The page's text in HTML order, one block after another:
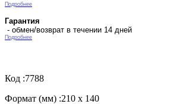
Подробнее
Гарантия
- обмен/возврат в течении 14 дней
Подробнее
Код :7788
Формат (мм) :210 х 140